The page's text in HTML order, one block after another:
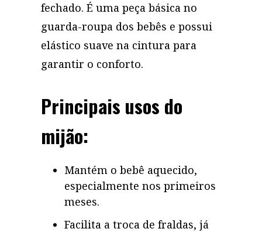
fechado. É uma peça básica no
guarda-roupa dos bebês e possui
elástico suave na cintura para
garantir o conforto.
Principais usos do
mijão:
Mantém o bebê aquecido,
especialmente nos primeiros
meses.
Facilita a troca de fraldas, já